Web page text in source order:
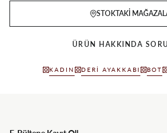
STOKTAKI
ÜRÜN HAKKINDA
KADIN DERI AYAKKABI BOT